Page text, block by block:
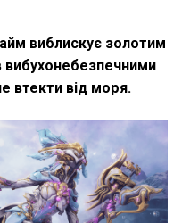
виблискує золотим
вибухонебезпечними
втекти від моря.